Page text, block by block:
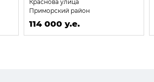
Краснова улица
Приморский район
114 000 у.е.